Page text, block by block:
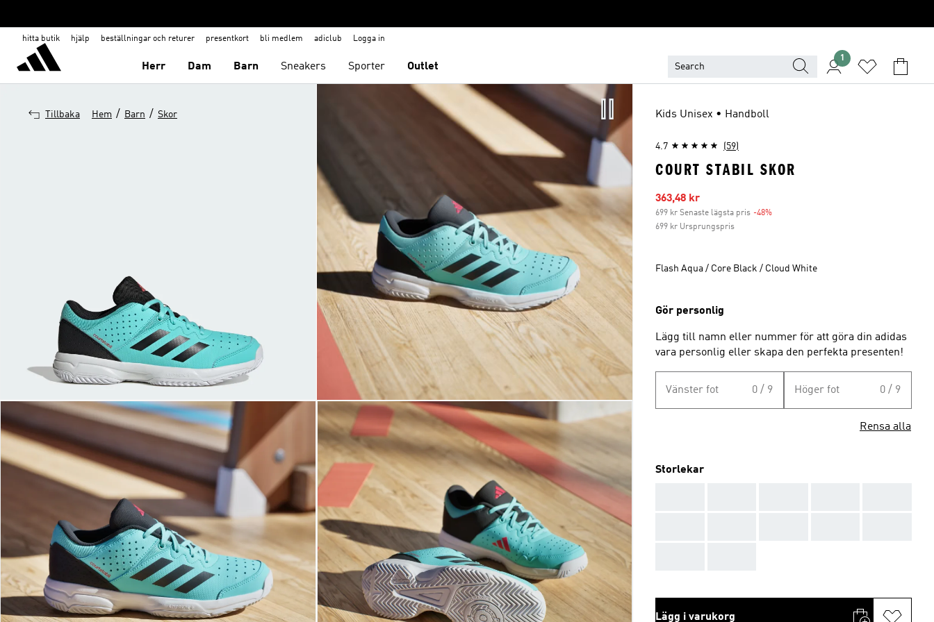
hitta butik hjälp beställningar och returer presentkort bli medlem adiclub Logga in
Herr Dam Barn Sneakers Sporter Outlet
1
Tillbaka Hem / Barn / Skor Kids Unisex • Handboll
4.7 (59)
COURT STABIL SKOR
Reapris
363,48 kr
699 kr Senaste lägsta pris -48%
699 kr Ursprungspris
Flash Aqua / Core Black / Cloud White
Gör personlig
Lägg till namn eller nummer för att göra din adidas
vara personlig eller skapa den perfekta presenten!
Vänster fot 0 / 9 Höger fot 0 / 9
Rensa alla
Storlekar
Lägg i varukorg